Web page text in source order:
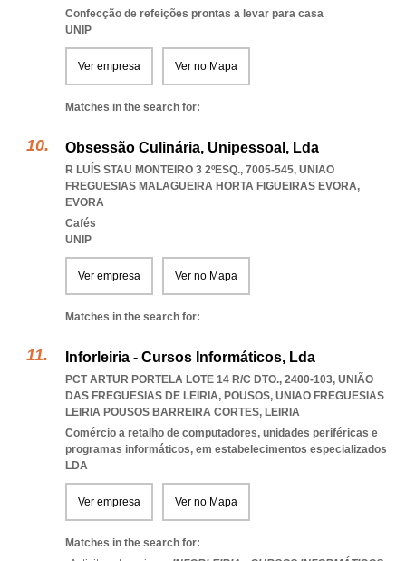
Confecção de refeições prontas a levar para casa
UNIP
Ver empresa Ver no Mapa
Matches in the search for:
Obsessão Culinária, Unipessoal, Lda
R LUÍS STAU MONTEIRO 3 2ºESQ., 7005-545, UNIAO
FREGUESIAS MALAGUEIRA HORTA FIGUEIRAS EVORA,
EVORA
Cafés
UNIP
Ver empresa Ver no Mapa
Matches in the search for:
Inforleiria - Cursos Informáticos, Lda
PCT ARTUR PORTELA LOTE 14 R/C DTO., 2400-103, UNIÃO
DAS FREGUESIAS DE LEIRIA, POUSOS, UNIAO FREGUESIAS
LEIRIA POUSOS BARREIRA CORTES, LEIRIA
Comércio a retalho de computadores, unidades periféricas e
programas informáticos, em estabelecimentos especializados
LDA
Ver empresa Ver no Mapa
Matches in the search for: